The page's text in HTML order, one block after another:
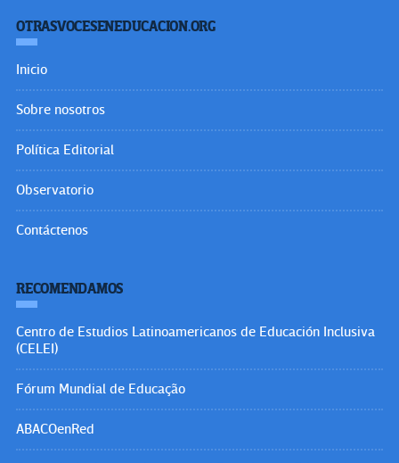
OTRASVOCESENEDUCACION.ORG
Inicio
Sobre nosotros
Política Editorial
Observatorio
Contáctenos
RECOMENDAMOS
Centro de Estudios Latinoamericanos de Educación Inclusiva
(CELEI)
Fórum Mundial de Educação
ABACOenRed